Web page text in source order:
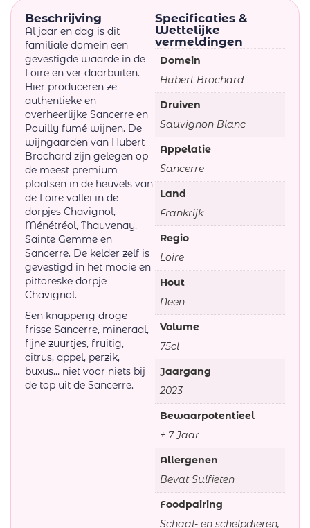
Beschrijving
Al jaar en dag is dit
familiale domein een
gevestigde waarde in de
Loire en ver daarbuiten.
Hier produceren ze
authentieke en
overheerlijke Sancerre en
Pouilly fumé wijnen. De
wijngaarden van Hubert
Brochard zijn gelegen op
de meest premium
plaatsen in de heuvels van
de Loire vallei in de
dorpjes Chavignol,
Ménétréol, Thauvenay,
Sainte Gemme en
Sancerre. De kelder zelf is
gevestigd in het mooie en
pittoreske dorpje
Chavignol.
Een knapperig droge
frisse Sancerre, mineraal,
fijne zuurtjes, fruitig,
citrus, appel, perzik,
buxus… niet voor niets bij
de top uit de Sancerre.
Specificaties &
Wettelijke
vermeldingen
Domein
Hubert Brochard
Druiven
Sauvignon Blanc
Appelatie
Sancerre
Land
Frankrijk
Regio
Loire
Hout
Neen
Volume
75cl
Jaargang
2023
Bewaarpotentieel
+ 7 Jaar
Allergenen
Bevat Sulfieten
Foodpairing
Schaal- en schelpdieren,